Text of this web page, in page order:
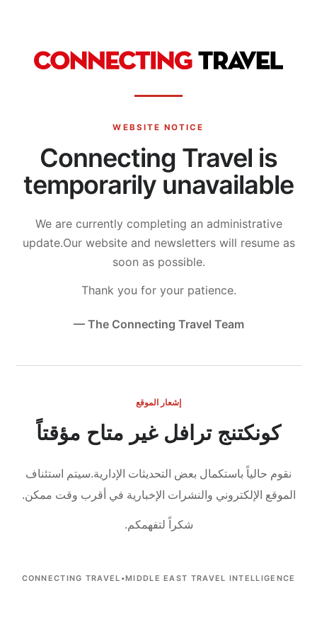
WEBSITE NOTICE
Connecting Travel is
temporarily unavailable
We are currently completing an administrative
update.Our website and newsletters will resume as
soon as possible.
Thank you for your patience.
— The Connecting Travel Team
إشعار الموقع
كونكتنج ترافل غير متاح مؤقتاً
نقوم حالياً باستكمال بعض التحديثات الإدارية.سيتم استئناف
الموقع الإلكتروني والنشرات الإخبارية في أقرب وقت ممكن.
شكراً لتفهمكم.
CONNECTING TRAVEL •MIDDLE EAST TRAVEL INTELLIGENCE